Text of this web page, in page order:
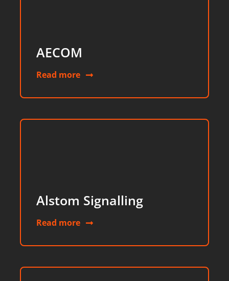
AECOM
Read more
Alstom Signalling
Read more